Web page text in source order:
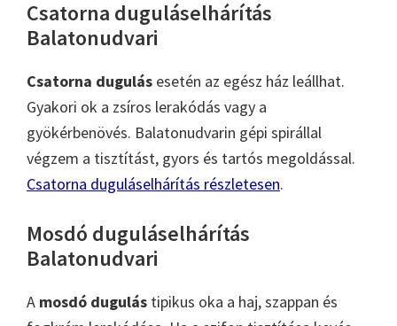
Csatorna duguláselhárítás
Balatonudvari
Csatorna dugulás esetén az egész ház leállhat.
Gyakori ok a zsíros lerakódás vagy a
gyökérbenövés. Balatonudvarin gépi spirállal
végzem a tisztítást, gyors és tartós megoldással.
Csatorna duguláselhárítás részletesen.
Mosdó duguláselhárítás
Balatonudvari
A mosdó dugulás tipikus oka a haj, szappan és